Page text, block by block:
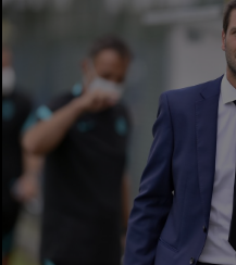
Liga 2
Cupa
Echipa
U21
Fotbal
Special
Diverse